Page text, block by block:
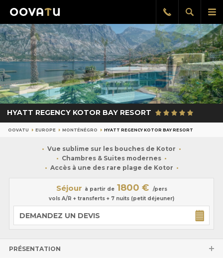
le
Afficher
la
Rappel
gratuit
HYATT REGENCY KOTOR BAY RESORT
OOVATU EUROPE MONTÉNÉGRO HYATT REGENCY KOTOR BAY RESORT
Vue sublime sur les bouches de Kotor
Chambres & Suites modernes
Accès à une des rare plage de Kotor
Séjour à partir de 1800 €
/pers
vols A/R + transferts + 7 nuits (petit déjeuner)
DEMANDEZ UN DEVIS
PRÉSENTATION